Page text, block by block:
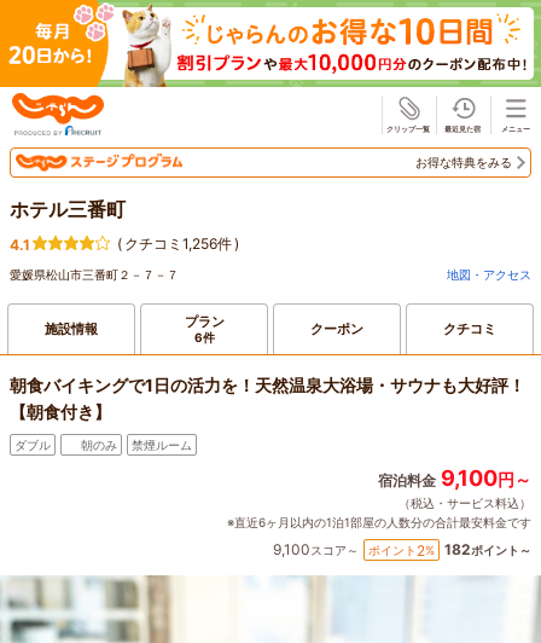
お得な特典をみる
ホテル三番町
4.1 ( クチコミ1,256件)
愛媛県松山市三番町２－７－７ 地図・アクセス
施設情報 プラン
6件 クーポン クチコミ
朝食バイキングで1日の活力を！天然温泉大浴場・サウナも大好評！
【朝食付き】
ダブル 朝のみ 禁煙ルーム
宿泊料金 9,100円～
（税込・サービス料込）
※直近6ヶ月以内の1泊1部屋の人数分の合計最安料金です
9,100スコア～ ポイント 2% 182ポイント～